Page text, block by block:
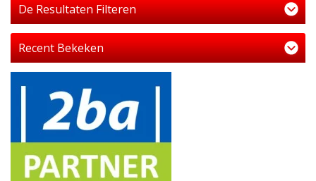
De Resultaten Filteren
Recent Bekeken